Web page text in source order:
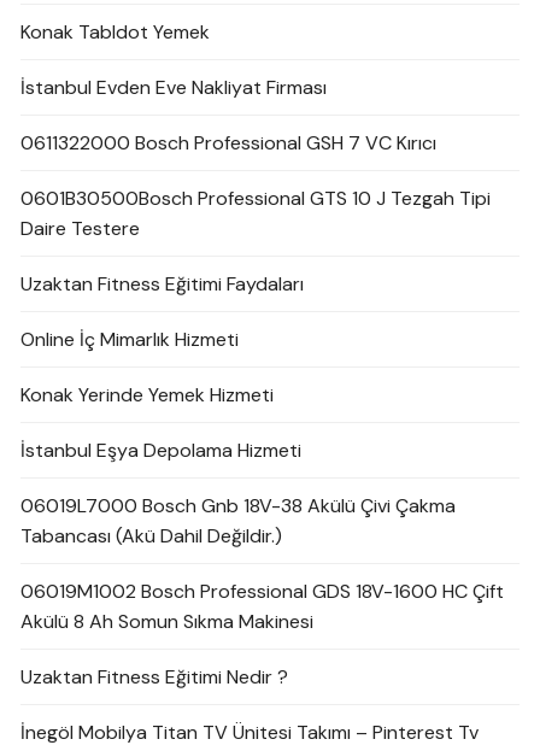
Konak Tabldot Yemek
İstanbul Evden Eve Nakliyat Firması
0611322000 Bosch Professional GSH 7 VC Kırıcı
0601B30500Bosch Professional GTS 10 J Tezgah Tipi
Daire Testere
Uzaktan Fitness Eğitimi Faydaları
Online İç Mimarlık Hizmeti
Konak Yerinde Yemek Hizmeti
İstanbul Eşya Depolama Hizmeti
06019L7000 Bosch Gnb 18V-38 Akülü Çivi Çakma
Tabancası (Akü Dahil Değildir.)
06019M1002 Bosch Professional GDS 18V-1600 HC Çift
Akülü 8 Ah Somun Sıkma Makinesi
Uzaktan Fitness Eğitimi Nedir ?
İnegöl Mobilya Titan TV Ünitesi Takımı – Pinterest Tv